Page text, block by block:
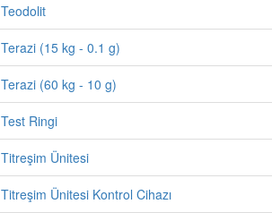
Teodolit
Terazi (15 kg - 0.1 g)
Terazi (60 kg - 10 g)
Test Ringi
Titreşim Ünitesi
Titreşim Ünitesi Kontrol Cihazı